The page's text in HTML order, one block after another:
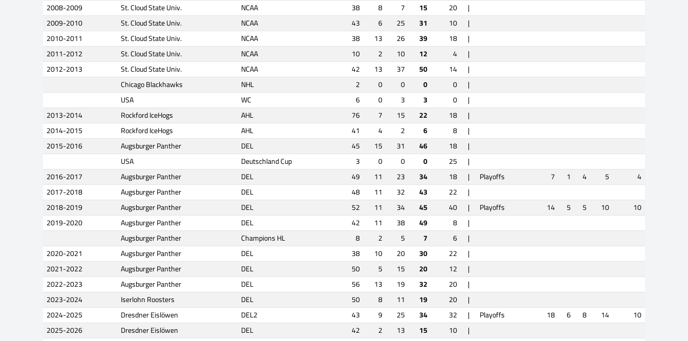
2008-2009
St. Cloud State Univ. NCAA 38 8 7 15 20
|
2009-2010
St. Cloud State Univ. NCAA 43 6 25 31 10
|
2010-2011
St. Cloud State Univ. NCAA 38 13 26 39 18
|
2011-2012
St. Cloud State Univ. NCAA 10 2 10 12 4
|
2012-2013
St. Cloud State Univ. NCAA 42 13 37 50 14
|
Chicago Blackhawks
NHL 2 0 0 0 0
|
USA
WC 6 0 3 3 0
|
2013-2014
Rockford IceHogs AHL 76 7 15 22 18
|
2014-2015
Rockford IceHogs AHL 41 4 2 6 8
|
2015-2016
Augsburger Panther DEL 45 15 31 46 18
|
USA
Deutschland Cup 3 0 0 0 25
|
2016-2017
Augsburger Panther DEL 49 11 23 34 18 | Playoffs 7 1 4 5
4
2017-2018
Augsburger Panther DEL 48 11 32 43 22
|
2018-2019
Augsburger Panther DEL 52 11 34 45 40 | Playoffs 14 5 5 10
10
2019-2020
Augsburger Panther DEL 42 11 38 49 8
|
Augsburger Panther
Champions HL 8 2 5 7 6
|
2020-2021
Augsburger Panther DEL 38 10 20 30 22
|
2021-2022
Augsburger Panther DEL 50 5 15 20 12
|
2022-2023
Augsburger Panther DEL 56 13 19 32 20
|
2023-2024
Iserlohn Roosters DEL 50 8 11 19 20
|
2024-2025
Dresdner Eislöwen DEL2 43 9 25 34 32 | Playoffs 18 6 8 14
10
2025-2026
Dresdner Eislöwen DEL 42 2 13 15 10
|